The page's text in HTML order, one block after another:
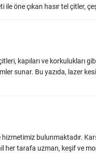
ile öne çıkan hasır tel çitler,
kapıları ve korkulukları
sunar. Bu yazıda, lazer
bulunmaktadır.
her tarafa uzman, keşif ve